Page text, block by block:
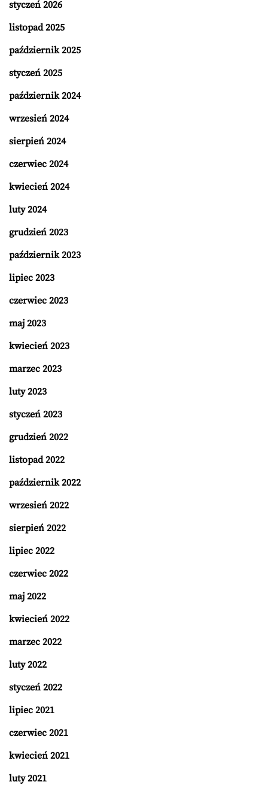
styczeń 2026
listopad 2025
październik 2025
styczeń 2025
październik 2024
wrzesień 2024
sierpień 2024
czerwiec 2024
kwiecień 2024
luty 2024
grudzień 2023
październik 2023
lipiec 2023
czerwiec 2023
maj 2023
kwiecień 2023
marzec 2023
luty 2023
styczeń 2023
grudzień 2022
listopad 2022
październik 2022
wrzesień 2022
sierpień 2022
lipiec 2022
czerwiec 2022
maj 2022
kwiecień 2022
marzec 2022
luty 2022
styczeń 2022
lipiec 2021
czerwiec 2021
kwiecień 2021
luty 2021